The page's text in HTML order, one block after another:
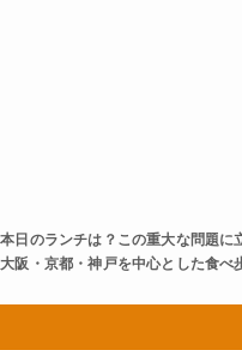
本日のランチは？この重大な問題に
大阪・京都・神戸を中心とした食べ